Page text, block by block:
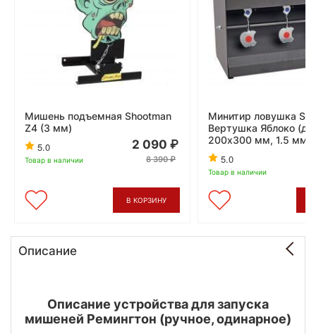
Мишень подъемная Shootman
Z4 (3 мм)
5.0
Товар в наличии
2 090
8 390
В КОРЗИНУ
Минитир ловушка
Вертушка Яблоко
200х300 мм, 1.5 мм)
5.0
Товар в наличии
Описание
Описание устройства для запуска
мишеней Ремингтон (ручное, одинарное)